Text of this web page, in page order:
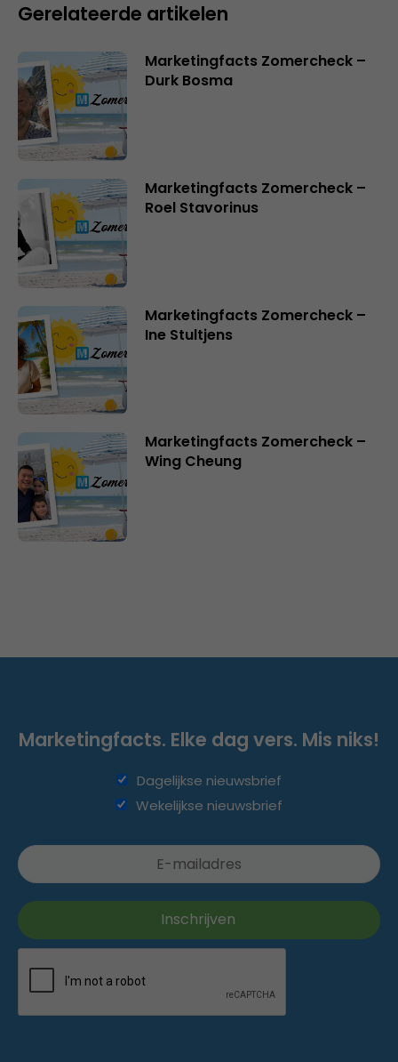
Gerelateerde artikelen
Marketingfacts Zomercheck –
Durk Bosma
Marketingfacts Zomercheck –
Roel Stavorinus
Marketingfacts Zomercheck –
Ine Stultjens
Marketingfacts Zomercheck –
Wing Cheung
Marketingfacts. Elke dag vers. Mis niks!
Dagelijkse nieuwsbrief
Wekelijkse nieuwsbrief